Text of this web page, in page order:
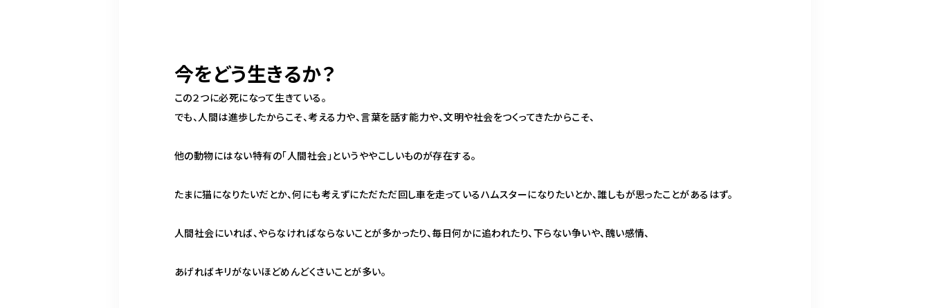
今をどう生きるか？
この２つに必死になって生きている。
でも、人間は進歩したからこそ、考える力や、言葉を話す能力や、文明や社会をつくってきたからこそ、
他の動物にはない特有の「人間社会」というややこしいものが存在する。
たまに猫になりたいだとか、何にも考えずにただただ回し車を走っているハムスターになりたいとか、誰しもが思ったことがあるはず。
人間社会にいれば、やらなければならないことが多かったり、毎日何かに追われたり、下らない争いや、醜い感情、
あげればキリがないほどめんどくさいことが多い。